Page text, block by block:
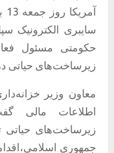
سایبری الکترونیک
حکومتی مسئول
زیرساخت‌های حیاتی
معاون وزیر
اطلاعات مالی
زیرساخت‌های
جمهوری